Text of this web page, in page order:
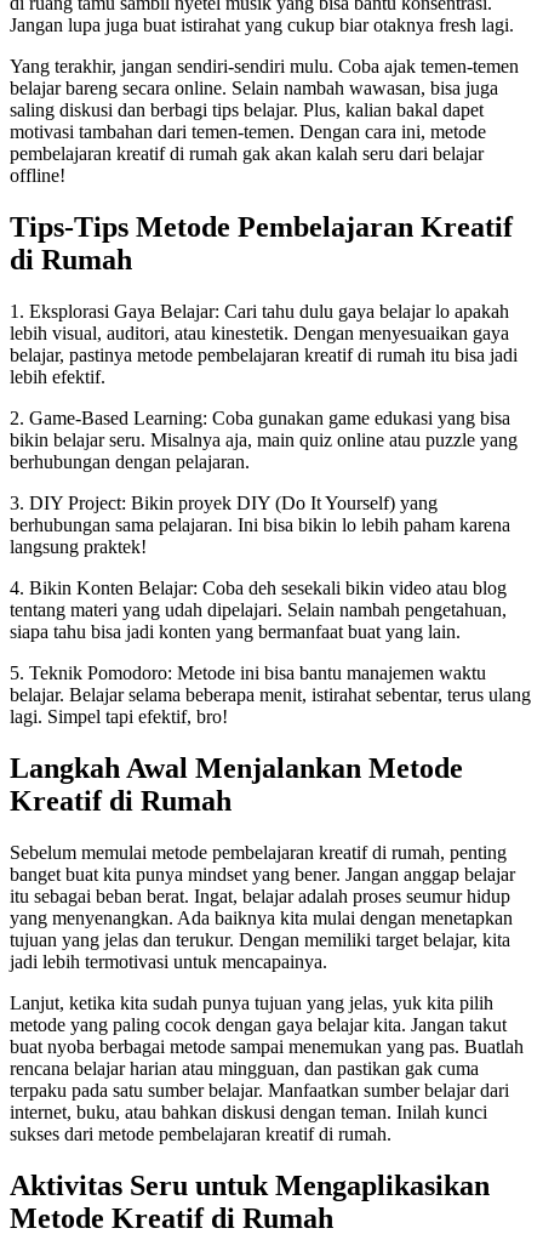
Jangan lupa juga buat istirahat yang cukup biar otaknya fresh lagi.
Yang terakhir, jangan sendiri-sendiri mulu. Coba ajak temen-temen
belajar bareng secara online. Selain nambah wawasan, bisa juga
saling diskusi dan berbagi tips belajar. Plus, kalian bakal dapet
motivasi tambahan dari temen-temen. Dengan cara ini, metode
pembelajaran kreatif di rumah gak akan kalah seru dari belajar
offline!
Tips-Tips Metode Pembelajaran Kreatif
di Rumah
1. Eksplorasi Gaya Belajar: Cari tahu dulu gaya belajar lo apakah
lebih visual, auditori, atau kinestetik. Dengan menyesuaikan gaya
belajar, pastinya metode pembelajaran kreatif di rumah itu bisa jadi
lebih efektif.
2. Game-Based Learning: Coba gunakan game edukasi yang bisa
bikin belajar seru. Misalnya aja, main quiz online atau puzzle yang
berhubungan dengan pelajaran.
3. DIY Project: Bikin proyek DIY (Do It Yourself) yang
berhubungan sama pelajaran. Ini bisa bikin lo lebih paham karena
langsung praktek!
4. Bikin Konten Belajar: Coba deh sesekali bikin video atau blog
tentang materi yang udah dipelajari. Selain nambah pengetahuan,
siapa tahu bisa jadi konten yang bermanfaat buat yang lain.
5. Teknik Pomodoro: Metode ini bisa bantu manajemen waktu
belajar. Belajar selama beberapa menit, istirahat sebentar, terus ulang
lagi. Simpel tapi efektif, bro!
Langkah Awal Menjalankan Metode
Kreatif di Rumah
Sebelum memulai metode pembelajaran kreatif di rumah, penting
banget buat kita punya mindset yang bener. Jangan anggap belajar
itu sebagai beban berat. Ingat, belajar adalah proses seumur hidup
yang menyenangkan. Ada baiknya kita mulai dengan menetapkan
tujuan yang jelas dan terukur. Dengan memiliki target belajar, kita
jadi lebih termotivasi untuk mencapainya.
Lanjut, ketika kita sudah punya tujuan yang jelas, yuk kita pilih
metode yang paling cocok dengan gaya belajar kita. Jangan takut
buat nyoba berbagai metode sampai menemukan yang pas. Buatlah
rencana belajar harian atau mingguan, dan pastikan gak cuma
terpaku pada satu sumber belajar. Manfaatkan sumber belajar dari
internet, buku, atau bahkan diskusi dengan teman. Inilah kunci
sukses dari metode pembelajaran kreatif di rumah.
Aktivitas Seru untuk Mengaplikasikan
Metode Kreatif di Rumah